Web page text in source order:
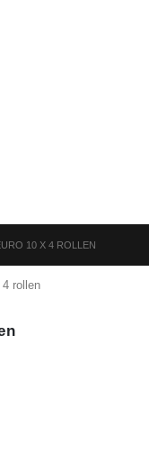
10 X 4 ROLLEN